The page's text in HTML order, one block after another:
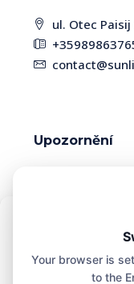
Abychom zajistili co
soubory cookie, k
zařízení. Souhlas s
zpracovávat údaje, jako
ul. Otec
Upozornění
některé
aktuálnost
Your browser is
to the